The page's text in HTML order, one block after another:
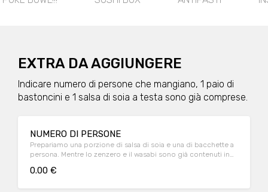
EXTRA DA AGGIUNGERE
Indicare numero di persone che mangiano, 1 paio di
bastoncini e 1 salsa di soia a testa sono già comprese.
NUMERO DI PERSONE
Prepariamo una porzione di salsa di soia e una di bacchette a
persona. Mentre lo zenzero e il wasabi sono già contenuti in
0.00 €